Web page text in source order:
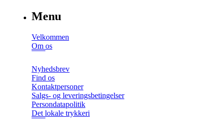
Menu
Velkommen
Om os
Nyhedsbrev
Find os
Kontaktpersoner
Salgs- og leveringsbetingelser
Persondatapolitik
Det lokale trykkeri